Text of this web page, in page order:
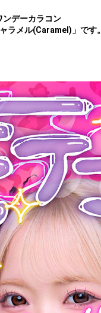
ンデーカラコン
ラメル(Caramel)」です。